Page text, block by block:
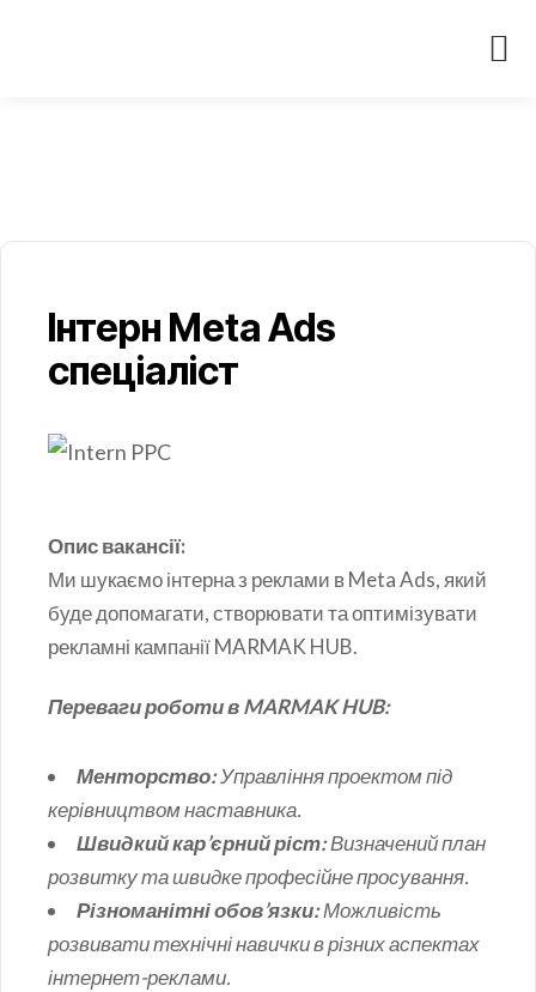
Інтерн Meta Ads
спеціаліст
Опис вакансії:
Ми шукаємо інтерна з реклами в Meta Ads, який
буде допомагати, створювати та оптимізувати
рекламні кампанії MARMAK HUB.
Переваги роботи в MARMAK HUB:
Менторство:Управління проектом під
керівництвом наставника.
Швидкий кар’єрний ріст:Визначений план
розвитку та швидке професійне просування.
Різноманітні обов’язки:Можливість
розвивати технічні навички в різних аспектах
інтернет-реклами.